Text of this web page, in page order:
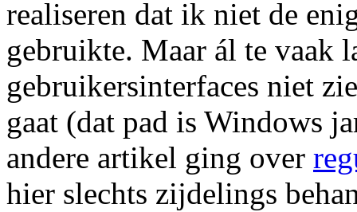
realiseren dat ik niet de
gebruikte. Maar ál te vaak
gebruikersinterfaces niet
gaat (dat pad is Windows
andere artikel ging over
hier slechts zijdelings